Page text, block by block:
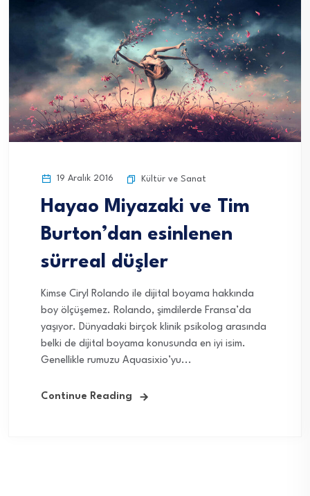
19 Aralık 2016 Kültür ve Sanat
Hayao Miyazaki ve Tim
Burton’dan esinlenen
sürreal düşler
Kimse Ciryl Rolando ile dijital boyama hakkında
boy ölçüşemez. Rolando, şimdilerde Fransa’da
yaşıyor. Dünyadaki birçok klinik psikolog arasında
belki de dijital boyama konusunda en iyi isim.
Genellikle rumuzu Aquasixio’yu...
Continue Reading